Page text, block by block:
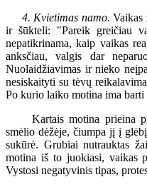
4. Kvietimas namo. Vaikas
ir šūkteli: "Pareik greičiau
nepatikrinama, kaip vaikas
anksčiau, valgis dar
Nuolaidžiavimas ir nieko
nesiskaityti su tėvų
Po kurio laiko motina ima barti
Kartais motina prieina
smėlio dėžėje, čiumpa jį į
sukūrė. Grubiai nutrauktas
motina iš to juokiasi, vaikas
Vystosi negatyvinis tipas,